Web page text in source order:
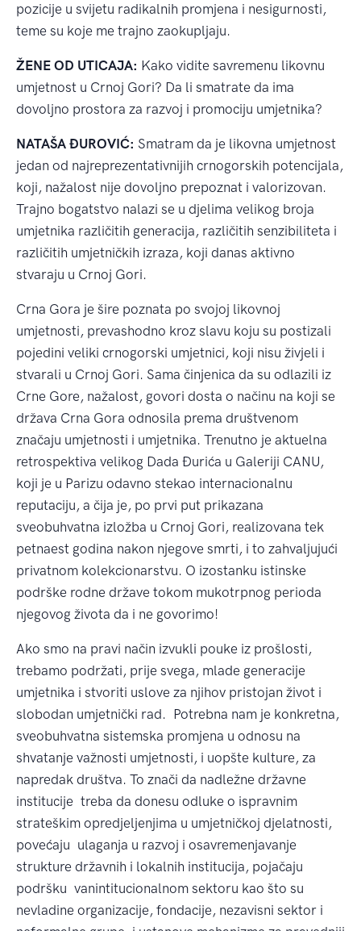
pozicije u svijetu radikalnih promjena i nesigurnosti,
teme su koje me trajno zaokupljaju.
ŽENE OD UTICAJA: Kako vidite savremenu likovnu
umjetnost u Crnoj Gori? Da li smatrate da ima
dovoljno prostora za razvoj i promociju umjetnika?
NATAŠA ĐUROVIĆ: Smatram da je likovna umjetnost
jedan od najreprezentativnijih crnogorskih potencijala,
koji, nažalost nije dovoljno prepoznat i valorizovan.
Trajno bogatstvo nalazi se u djelima velikog broja
umjetnika različitih generacija, različitih senzibiliteta i
različitih umjetničkih izraza, koji danas aktivno
stvaraju u Crnoj Gori.
Crna Gora je šire poznata po svojoj likovnoj
umjetnosti, prevashodno kroz slavu koju su postizali
pojedini veliki crnogorski umjetnici, koji nisu živjeli i
stvarali u Crnoj Gori. Sama činjenica da su odlazili iz
Crne Gore, nažalost, govori dosta o načinu na koji se
država Crna Gora odnosila prema društvenom
značaju umjetnosti i umjetnika. Trenutno je aktuelna
retrospektiva velikog Dada Đurića u Galeriji CANU,
koji je u Parizu odavno stekao internacionalnu
reputaciju, a čija je, po prvi put prikazana
sveobuhvatna izložba u Crnoj Gori, realizovana tek
petnaest godina nakon njegove smrti, i to zahvaljujući
privatnom kolekcionarstvu. O izostanku istinske
podrške rodne države tokom mukotrpnog perioda
njegovog života da i ne govorimo!
Ako smo na pravi način izvukli pouke iz prošlosti,
trebamo podržati, prije svega, mlade generacije
umjetnika i stvoriti uslove za njihov pristojan život i
slobodan umjetnički rad. Potrebna nam je konkretna,
sveobuhvatna sistemska promjena u odnosu na
shvatanje važnosti umjetnosti, i uopšte kulture, za
napredak društva. To znači da nadležne državne
institucije treba da donesu odluke o ispravnim
strateškim opredjeljenjima u umjetničkoj djelatnosti,
povećaju ulaganja u razvoj i osavremenjavanje
strukture državnih i lokalnih institucija, pojačaju
podršku vanintitucionalnom sektoru kao što su
nevladine organizacije, fondacije, nezavisni sektor i